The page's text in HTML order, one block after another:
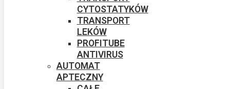
CYTOSTATYKÓW
TRANSPORT
LEKÓW
PROFITUBE
ANTIVIRUS
AUTOMAT
APTECZNY